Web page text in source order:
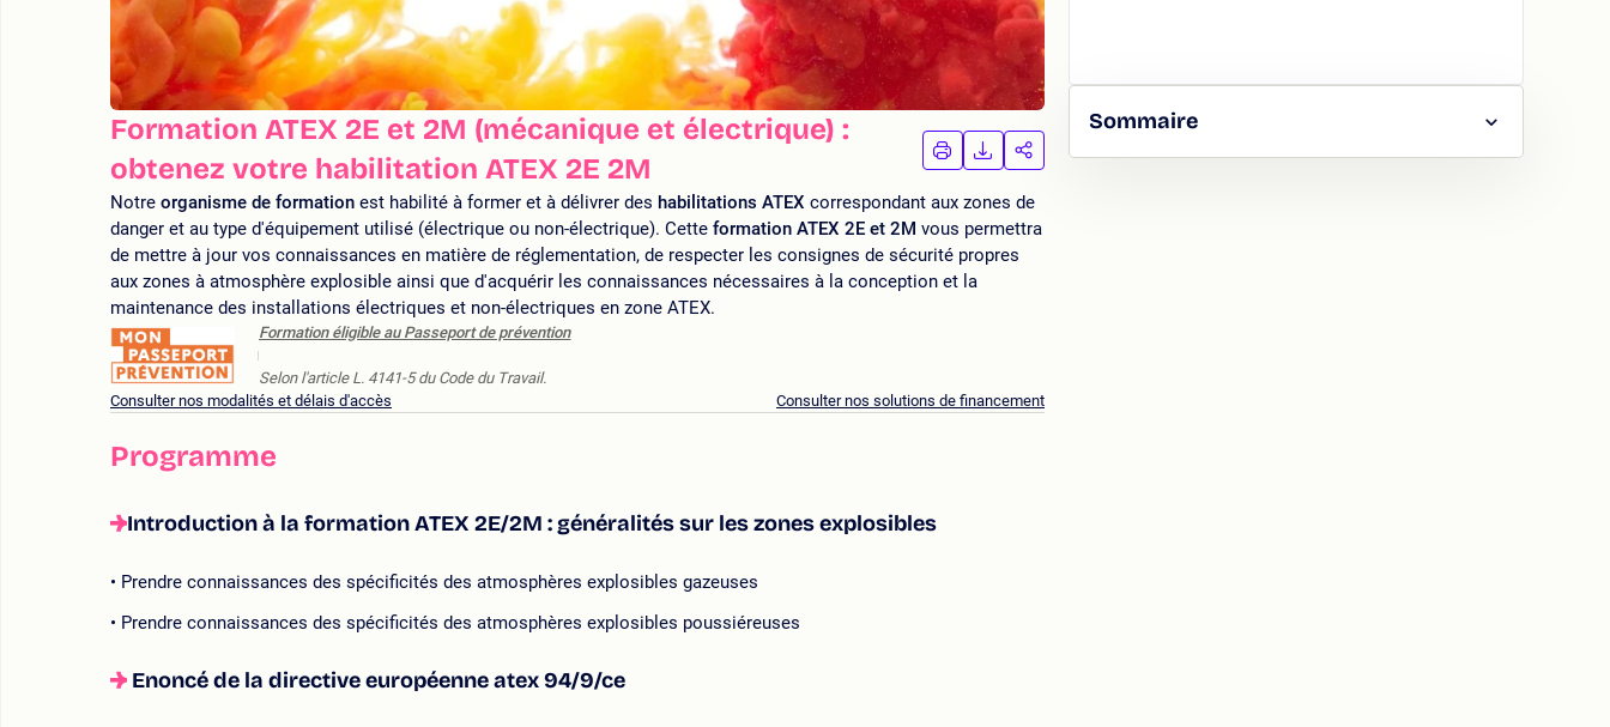
Formation ATEX 2E et 2M (mécanique et électrique) :
obtenez votre habilitation ATEX 2E 2M
IMPRIMER
LA
FORMATION
TÉLÉCHARGER
LA
FORMATION
PARTAGER
FORMATION
Notre organisme de formation est habilité à former et à délivrer des habilitations ATEX correspondant aux zones de
danger et au type d'équipement utilisé (électrique ou non-électrique). Cette formation ATEX 2E et 2M vous permettra
de mettre à jour vos connaissances en matière de réglementation, de respecter les consignes de sécurité propres
aux zones à atmosphère explosible ainsi que d'acquérir les connaissances nécessaires à la conception et la
maintenance des installations électriques et non-électriques en zone ATEX.
Formation éligible au Passeport de prévention
Selon l'article L. 4141-5 du Code du Travail.
Consulter nos modalités et délais d'accès
Consulter nos solutions de financement
Programme
Introduction à la formation ATEX 2E/2M : généralités sur les zones explosibles
Prendre connaissances des spécificités des atmosphères explosibles gazeuses
Prendre connaissances des spécificités des atmosphères explosibles poussiéreuses
Enoncé de la directive européenne atex 94/9/ce
Sommaire